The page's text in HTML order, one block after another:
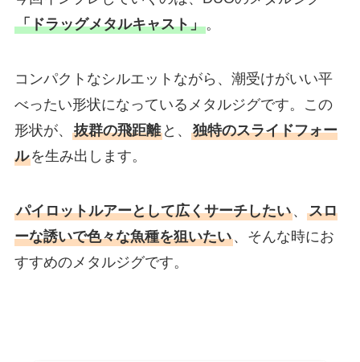
「ドラッグメタルキャスト」。
コンパクトなシルエットながら、潮受けがいい平
べったい形状になっているメタルジグです。この
形状が、 抜群の飛距離と、 独特のスライドフォー
ルを生み出します。
パイロットルアーとして広くサーチしたい、 スロ
ーな誘いで色々な魚種を狙いたい、そんな時にお
すすめのメタルジグです。